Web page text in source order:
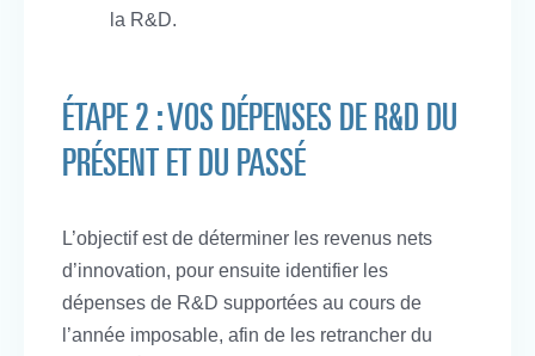
la R&D.
ÉTAPE 2 : VOS DÉPENSES DE R&D DU
PRÉSENT ET DU PASSÉ
L’objectif est de déterminer les revenus nets
d’innovation, pour ensuite identifier les
dépenses de R&D supportées au cours de
l’année imposable, afin de les retrancher du